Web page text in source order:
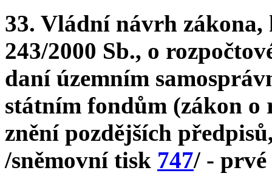
33. Vládní návrh zákona,
243/2000 Sb., o
daní územním
státním fondům (zákon o
znění pozdějších
/sněmovní tisk 747/ - prvé